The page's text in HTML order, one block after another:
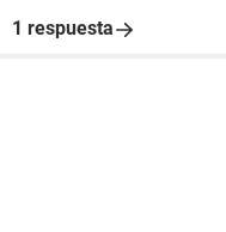
1 respuesta